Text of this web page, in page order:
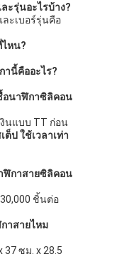
ะรุ่นอะไรบ้าง?
ะเบอร์รุ่นคือ
หน?
นี้คืออะไร?
อนาฬิกาซิลิคอน
งินแบบ TT ก่อน
ป ใช้เวลาเท่า
ฬิกาสายซิลิคอน
ชิ้นต่อ
าสายไหม
ซม. x 28.5